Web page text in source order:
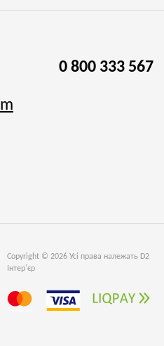
Copyright © 2026 Усі права належать D2
Інтер'єр
0 800 333 567